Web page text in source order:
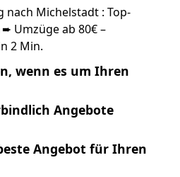
nach Michelstadt : Top-
Umzüge ab 80€ –
2 Min.
wenn es um Ihren
Angebote
Angebot für Ihren